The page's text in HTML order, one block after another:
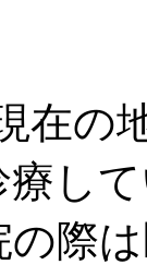
在の
し
の際